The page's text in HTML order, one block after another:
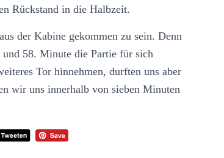
Rückstand in die Halbzeit.
der Kabine gekommen zu sein. Denn
58. Minute die Partie für sich
Tor hinnehmen, durften uns aber
wir uns innerhalb von sieben Minuten